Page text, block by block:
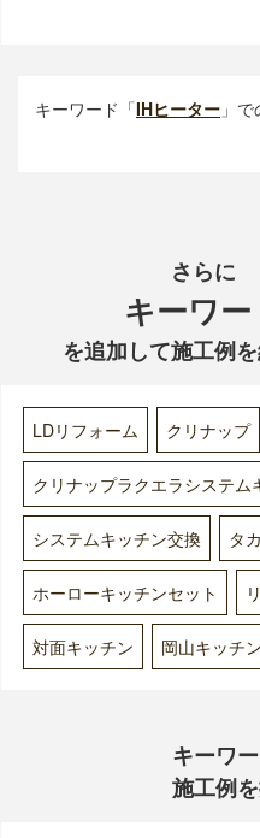
キーワード「IHヒーター 」
さらに
キーワー
を追加して施工例
LDリフォーム クリナップ
クリナップラクエラシステム
システムキッチン交換 タ
ホーローキッチンセット
対面キッチン 岡山キッチ
キーワ
施工例